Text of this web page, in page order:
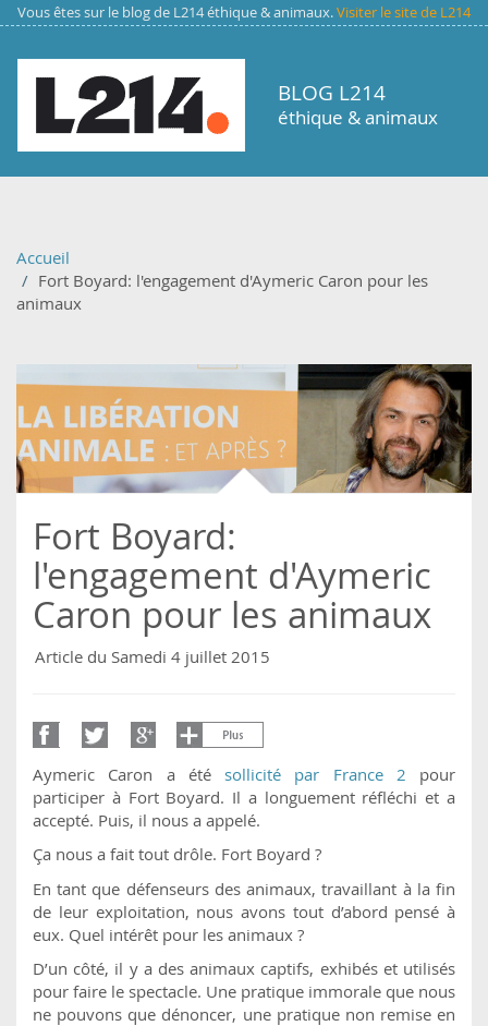
Aller au contenu principal
Vous êtes sur le blog de L214 éthique & animaux.Visiter le site de L214
BLOG L214
éthique & animaux
Accueil
Fort Boyard: l'engagement d'Aymeric Caron pour les
animaux
Fort Boyard:
l'engagement d'Aymeric
Caron pour les animaux
Article du Samedi 4 juillet 2015
Aymeric Caron a été sollicité par France 2 pour
participer à Fort Boyard. Il a longuement réfléchi et a
accepté. Puis, il nous a appelé.
Ça nous a fait tout drôle. Fort Boyard ?
En tant que défenseurs des animaux, travaillant à la fin
de leur exploitation, nous avons tout d’abord pensé à
eux. Quel intérêt pour les animaux ?
D’un côté, il y a des animaux captifs, exhibés et utilisés
pour faire le spectacle. Une pratique immorale que nous
ne pouvons que dénoncer, une pratique non remise en